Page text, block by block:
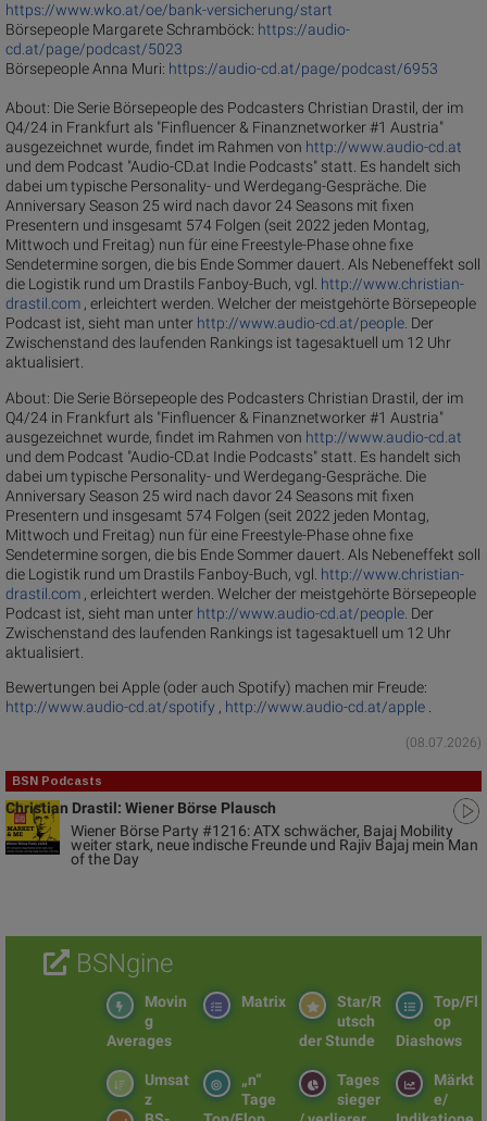
https://www.wko.at/oe/bank-versicherung/start
Börsepeople Margarete Schramböck: https://audio-
cd.at/page/podcast/5023
Börsepeople Anna Muri: https://audio-cd.at/page/podcast/6953
About: Die Serie Börsepeople des Podcasters Christian Drastil, der im
Q4/24 in Frankfurt als "Finfluencer & Finanznetworker #1 Austria"
ausgezeichnet wurde, findet im Rahmen von http://www.audio-cd.at
und dem Podcast "Audio-CD.at Indie Podcasts" statt. Es handelt sich
dabei um typische Personality- und Werdegang-Gespräche. Die
Anniversary Season 25 wird nach davor 24 Seasons mit fixen
Presentern und insgesamt 574 Folgen (seit 2022 jeden Montag,
Mittwoch und Freitag) nun für eine Freestyle-Phase ohne fixe
Sendetermine sorgen, die bis Ende Sommer dauert. Als Nebeneffekt soll
die Logistik rund um Drastils Fanboy-Buch, vgl. http://www.christian-
drastil.com , erleichtert werden. Welcher der meistgehörte Börsepeople
Podcast ist, sieht man unter http://www.audio-cd.at/people. Der
Zwischenstand des laufenden Rankings ist tagesaktuell um 12 Uhr
aktualisiert.
About: Die Serie Börsepeople des Podcasters Christian Drastil, der im
Q4/24 in Frankfurt als "Finfluencer & Finanznetworker #1 Austria"
ausgezeichnet wurde, findet im Rahmen von http://www.audio-cd.at
und dem Podcast "Audio-CD.at Indie Podcasts" statt. Es handelt sich
dabei um typische Personality- und Werdegang-Gespräche. Die
Anniversary Season 25 wird nach davor 24 Seasons mit fixen
Presentern und insgesamt 574 Folgen (seit 2022 jeden Montag,
Mittwoch und Freitag) nun für eine Freestyle-Phase ohne fixe
Sendetermine sorgen, die bis Ende Sommer dauert. Als Nebeneffekt soll
die Logistik rund um Drastils Fanboy-Buch, vgl. http://www.christian-
drastil.com , erleichtert werden. Welcher der meistgehörte Börsepeople
Podcast ist, sieht man unter http://www.audio-cd.at/people. Der
Zwischenstand des laufenden Rankings ist tagesaktuell um 12 Uhr
aktualisiert.
Bewertungen bei Apple (oder auch Spotify) machen mir Freude:
http://www.audio-cd.at/spotify , http://www.audio-cd.at/apple
(08.07.2026)
BSN Podcasts
Christian Drastil: Wiener Börse Plausch
Wiener Börse Party #1216: ATX schwächer, Bajaj Mobility
weiter stark, neue indische Freunde und Rajiv Bajaj mein Man
of the Day
BSNgine
Top/Fl
op
Diashows
Star/R
utsch
der Stunde
Matrix
Movin
g
Averages
Märkt
e/
Tages
sieger
„n“
Tage
Umsat
z